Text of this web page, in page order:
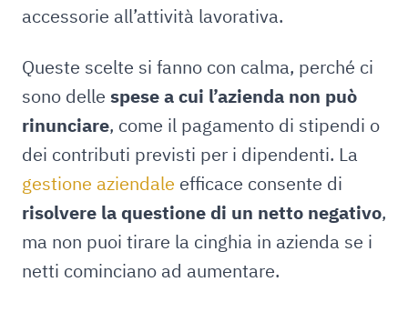
accessorie all’attività lavorativa.
Queste scelte si fanno con calma, perché ci
sono delle spese a cui l’azienda non può
rinunciare, come il pagamento di stipendi o
dei contributi previsti per i dipendenti. La
gestione aziendale efficace consente di
risolvere la questione di un netto negativo,
ma non puoi tirare la cinghia in azienda se i
netti cominciano ad aumentare.